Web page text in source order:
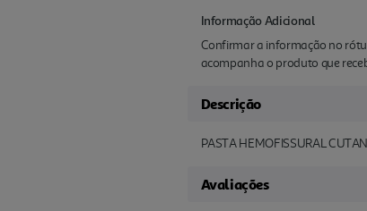
Informação Adicional
Confirmar a informação no
acompanha o produto que
Descrição
PASTA HEMOFISSURAL
Avaliações